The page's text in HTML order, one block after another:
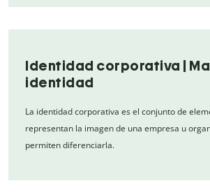
Identidad corporativa |
identidad
La identidad corporativa es el conjunto de
representan la imagen de una empresa u
permiten diferenciarla.